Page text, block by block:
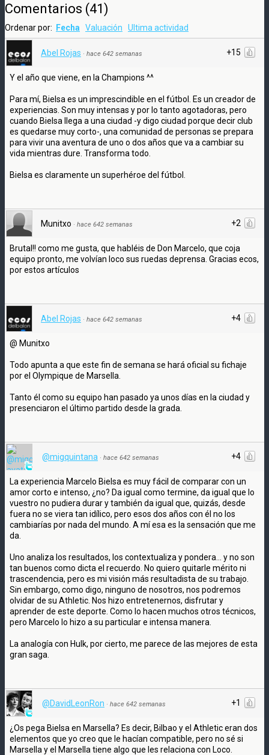
Comentarios (41)
Ordenar por: Fecha Valuación Ultima actividad
+15
Abel Rojas · hace 642 semanas
Y el año que viene, en la Champions ^^
Para mí, Bielsa es un imprescindible en el fútbol. Es un creador de
experiencias. Son muy intensas y por lo tanto agotadoras, pero
cuando Bielsa llega a una ciudad -y digo ciudad porque decir club
es quedarse muy corto-, una comunidad de personas se prepara
para vivir una aventura de uno o dos años que va a cambiar su
vida mientras dure. Transforma todo.
Bielsa es claramente un superhéroe del fútbol.
+2
Munitxo · hace 642 semanas
Brutal!! como me gusta, que habléis de Don Marcelo, que coja
equipo pronto, me volvían loco sus ruedas deprensa. Gracias ecos,
por estos artículos
+4
Abel Rojas · hace 642 semanas
@ Munitxo
Todo apunta a que este fin de semana se hará oficial su fichaje
por el Olympique de Marsella.
Tanto él como su equipo han pasado ya unos días en la ciudad y
presenciaron el último partido desde la grada.
+4
@migquintana · hace 642 semanas
La experiencia Marcelo Bielsa es muy fácil de comparar con un
amor corto e intenso, ¿no? Da igual como termine, da igual que lo
vuestro no pudiera durar y también da igual que, quizás, desde
fuera no se viera tan idílico, pero esos dos años con él no los
cambiarías por nada del mundo. A mí esa es la sensación que me
da.
Uno analiza los resultados, los contextualiza y pondera... y no son
tan buenos como dicta el recuerdo. No quiero quitarle mérito ni
trascendencia, pero es mi visión más resultadista de su trabajo.
Sin embargo, como digo, ninguno de nosotros, nos podremos
olvidar de su Athletic. Nos hizo entretenernos, disfrutar y
aprender de este deporte. Como lo hacen muchos otros técnicos,
pero Marcelo lo hizo a su particular e intensa manera.
La analogía con Hulk, por cierto, me parece de las mejores de esta
gran saga.
+1
@DavidLeonRon · hace 642 semanas
¿Os pega Bielsa en Marsella? Es decir, Bilbao y el Athletic eran dos
elementos que yo creo que le hacían compatible, pero no sé si
Marsella y el Marsella tiene algo que les relaciona con Loco.